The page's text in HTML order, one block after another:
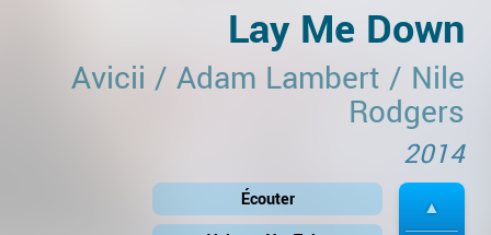
Lay Me Down
Avicii / Adam Lambert / Nile
Rodgers
2014
Écouter